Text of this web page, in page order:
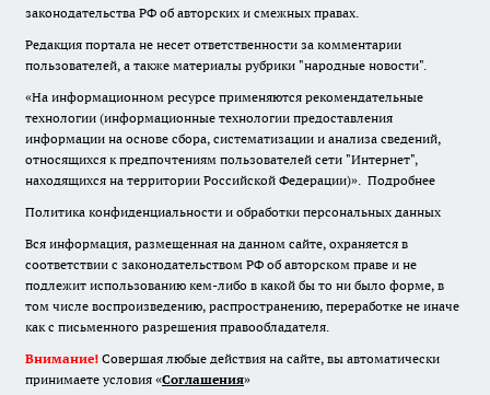
законодательства РФ об авторских и смежных правах.
Редакция портала не несет ответственности за комментарии
пользователей, а также материалы рубрики "народные новости".
«На информационном ресурсе применяются рекомендательные
технологии (информационные технологии предоставления
информации на основе сбора, систематизации и анализа сведений,
относящихся к предпочтениям пользователей сети "Интернет",
находящихся на территории Российской Федерации)». Подробнее
Политика конфиденциальности и обработки персональных данных
Вся информация, размещенная на данном сайте, охраняется в
соответствии с законодательством РФ об авторском праве и не
подлежит использованию кем-либо в какой бы то ни было форме, в
том числе воспроизведению, распространению, переработке не иначе
как с письменного разрешения правообладателя.
Внимание! Совершая любые действия на сайте, вы автоматически
принимаете условия «Cоглашения»